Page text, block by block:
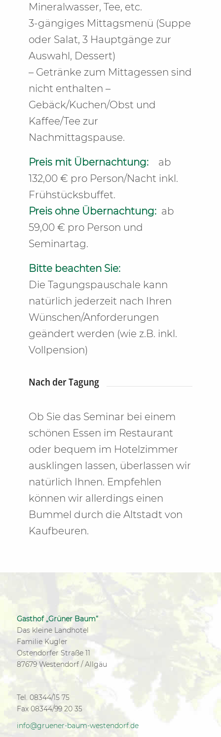
Mineralwasser, Tee, etc.
3-gängiges Mittagsmenü (Suppe
oder Salat, 3 Hauptgänge zur
Auswahl, Dessert)
– Getränke zum Mittagessen sind
nicht enthalten –
Gebäck/Kuchen/Obst und
Kaffee/Tee zur
Nachmittagspause.
Preis mit Übernachtung: ab
132,00 € pro Person/Nacht inkl.
Frühstücksbuffet.
Preis ohne Übernachtung: ab
59,00 € pro Person und
Seminartag.
Bitte beachten Sie:
Die Tagungspauschale kann
natürlich jederzeit nach Ihren
Wünschen/Anforderungen
geändert werden (wie z.B. inkl.
Vollpension)
Nach der Tagung
Ob Sie das Seminar bei einem
schönen Essen im Restaurant
oder bequem im Hotelzimmer
ausklingen lassen, überlassen wir
natürlich Ihnen. Empfehlen
können wir allerdings einen
Bummel durch die Altstadt von
Kaufbeuren.
Gasthof „Grüner Baum“
Das kleine Landhotel
Familie Kugler
Ostendorfer Straße 11
87679 Westendorf / Allgäu
Tel. 08344/15 75
Fax 08344/99 20 35
info@gruener-baum-westendorf.de